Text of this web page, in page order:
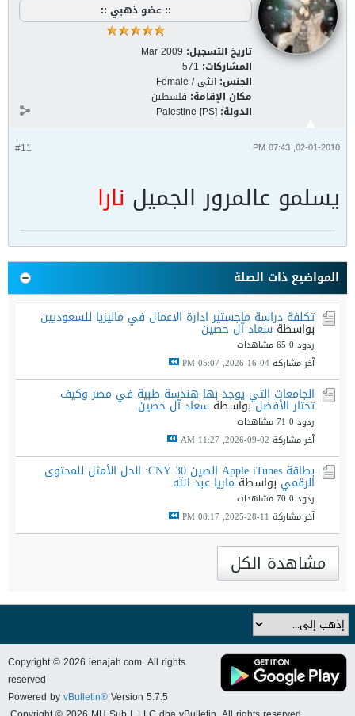
:: عضو ذهبي ::
تاريخ التسجيل: Mar 2009
المشاركات: 571
الجنس: انثى / Female
مكان الإقامة: فلسطين
الدولة: Palestine [PS]
#11 02-01-2010, 07:43 PM
يسلمو عالمرور الجميل نارا
المواضيع ذات الصلة
تكلفة دراسة ماجستير ادارة الاعمال في ماليزيا للسعوديين
بواسطةسعاد آل حصين
ردود 0
65 مشاهدات
آخر مشاركة04-16-2026, 05:07 PM
الجامعات التي يوجد بها هندسة طبية في مصر وكيف
تختار الأفضلبواسطة سعاد آل حصين
ردود 0
71 مشاهدات
آخر مشاركة 02-09-2026, 11:27 AM
بطاقة Apple iTunes الصين 30 CNY: الحل الأمثل للمحتوى
الرقمي بواسطةماريا عبد الله
ردود 0
70 مشاهدات
آخر مشاركة 11-28-2025, 08:17 PM
مشاهدة الكل
Copyright © 2026 ienajah.com. All rights
reserved
Powered byvBulletin®Version 5.7.5